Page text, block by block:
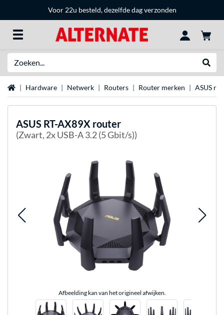
Voor 22u besteld, dezelfde dag verzonden
Home Hardware Netwerk Routers Router merken ASUS
ASUS RT-AX89X router
(Zwart, 2x USB-A 3.2 (5 Gbit/s))
Afbeelding kan van het origineel afwijken.